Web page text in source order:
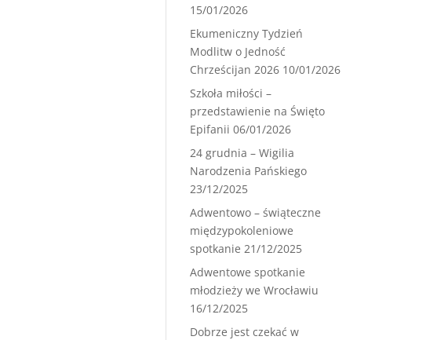
15/01/2026
Ekumeniczny Tydzień
Modlitw o Jedność
Chrześcijan 2026 10/01/2026
Szkoła miłości –
przedstawienie na Święto
Epifanii 06/01/2026
24 grudnia – Wigilia
Narodzenia Pańskiego
23/12/2025
Adwentowo – świąteczne
międzypokoleniowe
spotkanie 21/12/2025
Adwentowe spotkanie
młodzieży we Wrocławiu
16/12/2025
Dobrze jest czekać w